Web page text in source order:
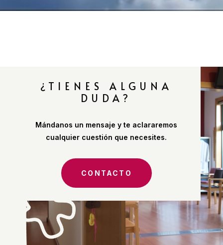
¿TIENES ALGUNA
DUDA?
Mándanos un mensaje y te aclararemos
cualquier cuestión que necesites.
CONTACTO